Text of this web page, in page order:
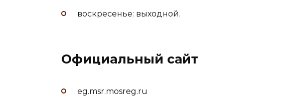
воскресенье: выходной.
Официальный сайт
eg.msr.mosreg.ru